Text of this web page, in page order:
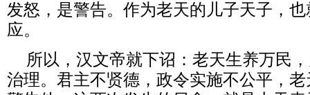
发怒，是警告。作为老天的儿子天子，
应。
所以，汉文帝就下诏：老天生养万民
治理。君主不贤德，政令实施不公平，